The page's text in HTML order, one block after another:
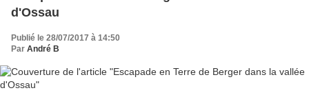
d'Ossau
Publié le 28/07/2017 à 14:50
Par André B